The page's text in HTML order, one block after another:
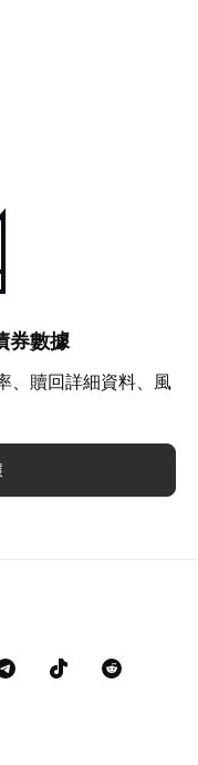
券數據
、贖回詳細資料、風